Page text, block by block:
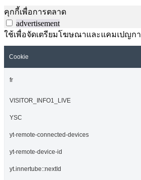
คุกกี้เพื่อการตลาด
advertisement
ใช้เพื่อจัดเตรียมโฆษณาและแคมเปญก
Cookie
fr
VISITOR_INFO1_LIVE
YSC
yt-remote-connected-devices
yt-remote-device-id
yt.innertube::nextId